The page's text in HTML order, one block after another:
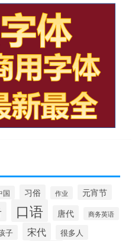
国 习俗 作业 元宵节
口语 唐代 商务英语
子 宋代 很多人